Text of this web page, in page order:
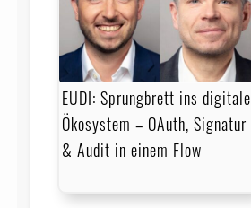
EUDI: Sprungbrett ins digitale
Ökosystem – OAuth, Signatur
& Audit in einem Flow